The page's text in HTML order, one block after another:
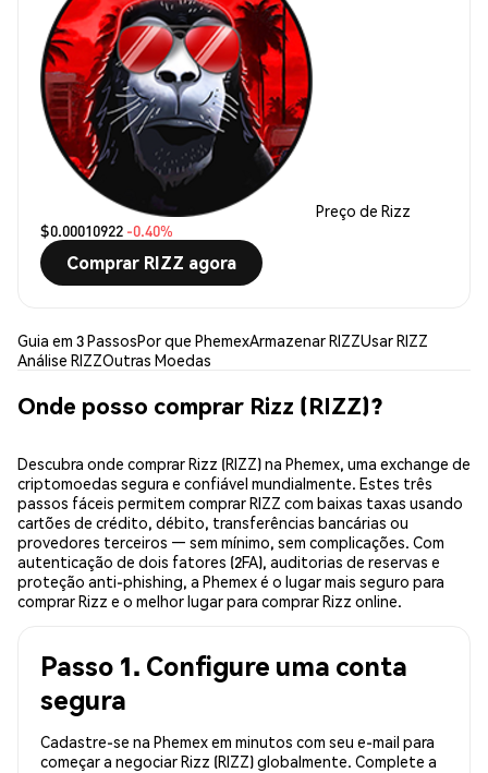
Preço de Rizz
$0.00010922 -0.40%
Comprar RIZZ agora
Guia em 3 PassosPor que PhemexArmazenar RIZZUsar RIZZ
Análise RIZZOutras Moedas
Onde posso comprar Rizz (RIZZ)?
Descubra onde comprar Rizz (RIZZ) na Phemex, uma exchange de
criptomoedas segura e confiável mundialmente. Estes três
passos fáceis permitem comprar RIZZ com baixas taxas usando
cartões de crédito, débito, transferências bancárias ou
provedores terceiros — sem mínimo, sem complicações. Com
autenticação de dois fatores (2FA), auditorias de reservas e
proteção anti-phishing, a Phemex é o lugar mais seguro para
comprar Rizz e o melhor lugar para comprar Rizz online.
Passo 1. Configure uma conta
segura
Cadastre-se na Phemex em minutos com seu e-mail para
começar a negociar Rizz (RIZZ) globalmente. Complete a